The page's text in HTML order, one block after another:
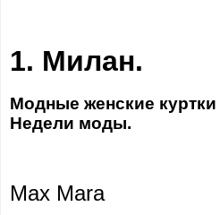
1. Милан.
Модные женские
Недели моды.
Max Mara